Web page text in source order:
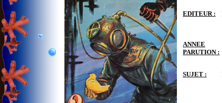
EDITEUR :
ANNEE
PARUTION :
SUJET :